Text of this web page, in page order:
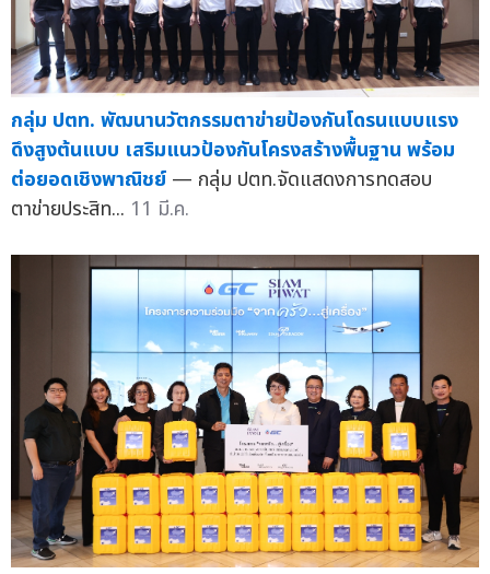
กลุ่ม ปตท. พัฒนานวัตกรรมตาข่ายป้องกันโดรนแบบแรง
ดึงสูงต้นแบบ เสริมแนวป้องกันโครงสร้างพื้นฐาน พร้อม
ต่อยอดเชิงพาณิชย์ — กลุ่ม ปตท.จัดแสดงการทดสอบ
ตาข่ายประสิท... 11 มี.ค.